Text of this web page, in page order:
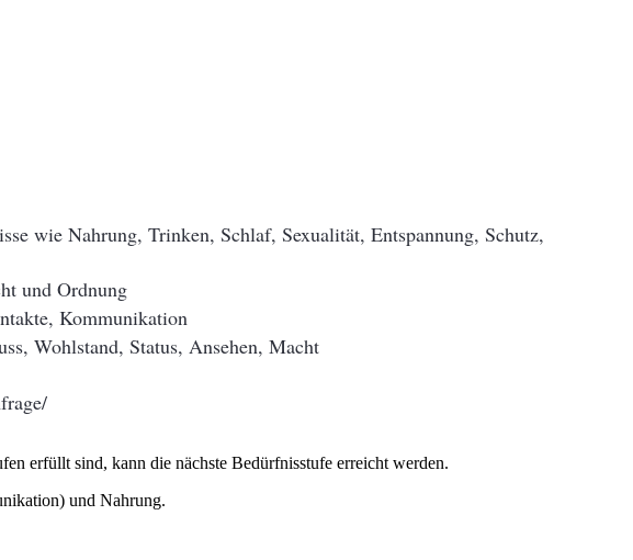
wie Nahrung, Trinken, Schlaf, Sexualität, Entspannung, Schutz,
und Ordnung
Kommunikation
Wohlstand, Status, Ansehen, Macht
erfüllt sind, kann die nächste Bedürfnisstufe erreicht werden.
und Nahrung.